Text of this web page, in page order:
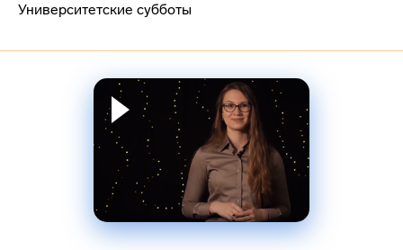
Университетские субботы